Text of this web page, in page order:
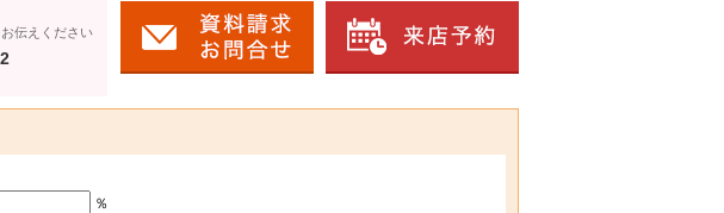
伝えください
％